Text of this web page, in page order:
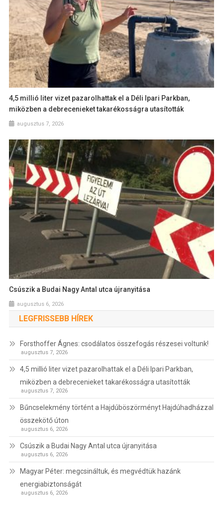
4,5 millió liter vizet pazarolhattak el a Déli Ipari Parkban,
miközben a debrecenieket takarékosságra utasították
augusztus 7, 2026
Csúszik a Budai Nagy Antal utca újranyitása
augusztus 6, 2026
LEGFRISSEBB HÍREK
Forsthoffer Ágnes: csodálatos összefogás részesei voltunk!
augusztus 7, 2026
4,5 millió liter vizet pazarolhattak el a Déli Ipari Parkban,
miközben a debrecenieket takarékosságra utasították
augusztus 7, 2026
Bűncselekmény történt a Hajdúböszörményt Hajdúhadházzal
összekötő úton
augusztus 6, 2026
Csúszik a Budai Nagy Antal utca újranyitása
augusztus 6, 2026
Magyar Péter: megcsináltuk, és megvédtük hazánk
energiabiztonságát
augusztus 6, 2026